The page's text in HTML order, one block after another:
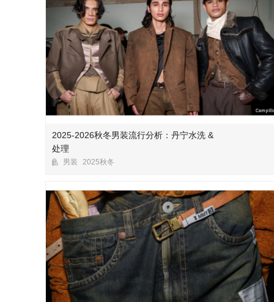
2025-2026秋冬男装流行分析：丹宁水洗 &
处理
男装 2025秋冬